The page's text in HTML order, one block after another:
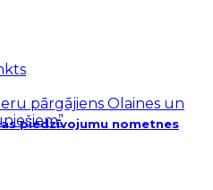
piedzīvojumu nometnes
pārgājiens Olaines un